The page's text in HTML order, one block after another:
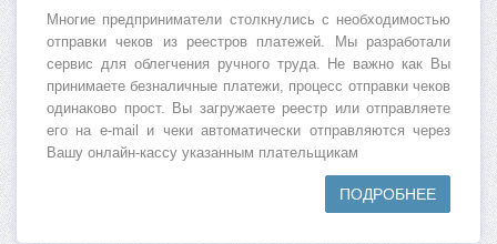
Многие предприниматели столкнулись с необходимостью
отправки чеков из реестров платежей. Мы разработали
сервис для облегчения ручного труда. Не важно как Вы
принимаете безналичные платежи, процесс отправки чеков
одинаково прост. Вы загружаете реестр или отправляете
его на e-mail и чеки автоматически отправляются через
Вашу онлайн-кассу указанным плательщикам
ПОДРОБНЕЕ